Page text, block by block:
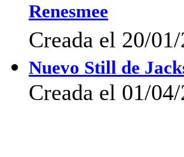
Renesmee
Creada el 20/
Nuevo Still de
Creada el 01/